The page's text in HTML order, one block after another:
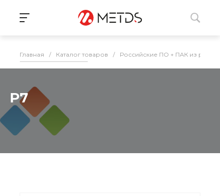
Главная / Каталог товаров / Российские ПО + ПАК из
Р7